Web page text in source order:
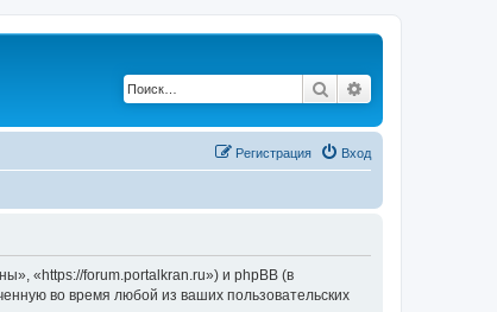
Поиск
Вход
Регистрация
«https://forum.portalkran.ru») и phpBB (в
во время любой из ваших пользовательских